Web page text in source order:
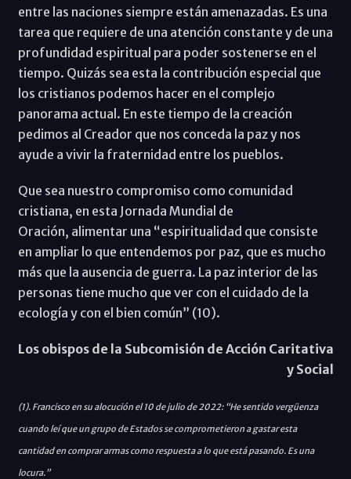
entre las naciones siempre están amenazadas. Es una
tarea que requiere de una atención constante y de una
profundidad espiritual para poder sostenerse en el
tiempo. Quizás sea esta la contribución especial que
los cristianos podemos hacer en el complejo
panorama actual. En este tiempo de la creación
pedimos al Creador que nos conceda la paz y nos
ayude a vivir la fraternidad entre los pueblos.
Que sea nuestro compromiso como comunidad
cristiana, en esta Jornada Mundial de
Oración, alimentar una “espiritualidad que consiste
en ampliar lo que entendemos por paz, que es mucho
más que la ausencia de guerra. La paz interior de las
personas tiene mucho que ver con el cuidado de la
ecología y con el bien común” (10).
Los obispos de la Subcomisión de Acción Caritativa
y Social
(1). Francisco en su alocución el 10 de julio de 2022: “He sentido vergüenza
cuando leí que un grupo de Estados se comprometieron a gastar esta
cantidad en comprar armas como respuesta a lo que está pasando. Es una
locura.”